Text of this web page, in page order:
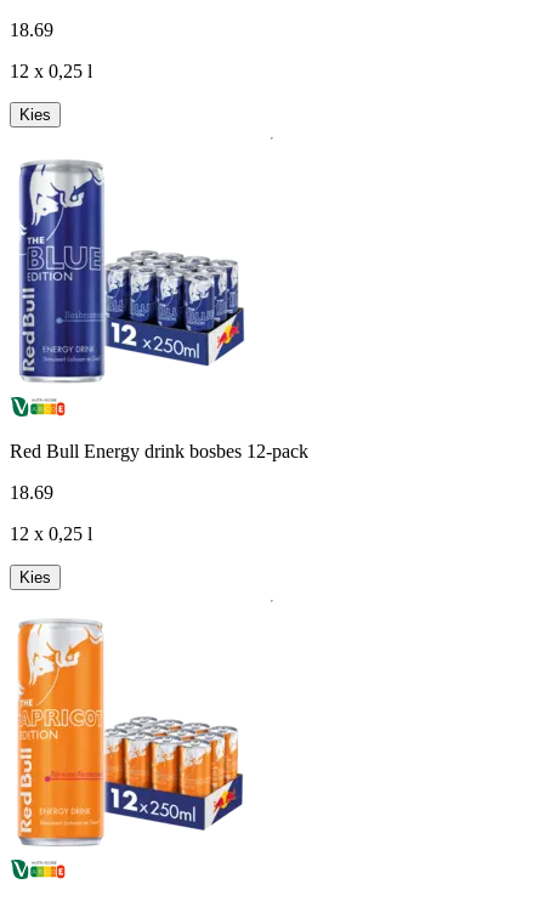
18.69
12 x 0,25 l
Kies
Red Bull Energy drink bosbes 12-pack
18.69
12 x 0,25 l
Kies